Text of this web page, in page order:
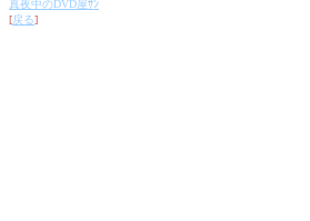
真夜中のDVD屋ｻﾝ
[戻る]